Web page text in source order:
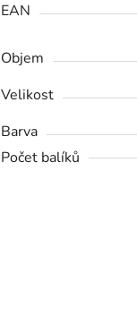
EAN
Objem
Velikost
Barva
Počet balíků